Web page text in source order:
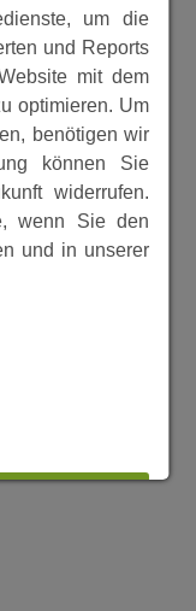
um die
und Reports
mit dem
optimieren. Um
benötigen wir
können Sie
widerrufen.
wenn Sie den
und in unserer